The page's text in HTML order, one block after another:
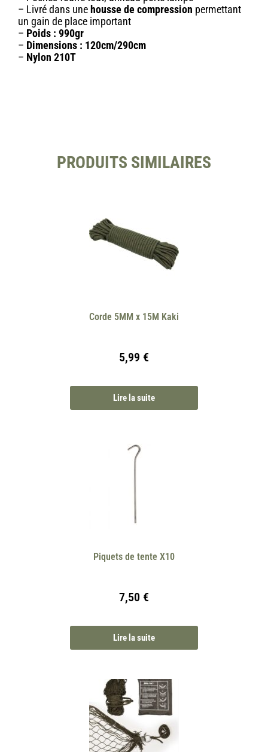
– Livré dans unehousse de compression permettant
un gain de place important
– Poids : 990gr
– Dimensions : 120cm/290cm
– Nylon 210T
PRODUITS SIMILAIRES
Corde 5MM x 15M Kaki
5,99 €
Lire la suite
Piquets de tente X10
7,50 €
Lire la suite